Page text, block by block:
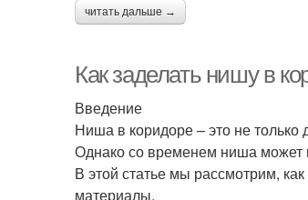
читать дальше →
Как заделать нишу в
Введение
Ниша в коридоре – это не
Однако со временем ниша может
В этой статье мы рассмотрим,
материалы.